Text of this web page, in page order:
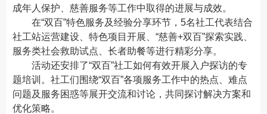
成年人保护、慈善服务等工作中取得的进展与成效。
在“双百”特色服务及经验分享环节，5名社工代表结合
社工站运营建设、特色项目开展、“慈善+双百”探索实践、
服务类社会救助试点、长者助餐等进行精彩分享。
活动还安排了“双百”社工如何有效开展入户探访的专
题培训。社工们围绕“双百”各项服务工作中的热点、难点
问题及服务困惑等展开交流和讨论，共同探讨解决方案和
优化策略。